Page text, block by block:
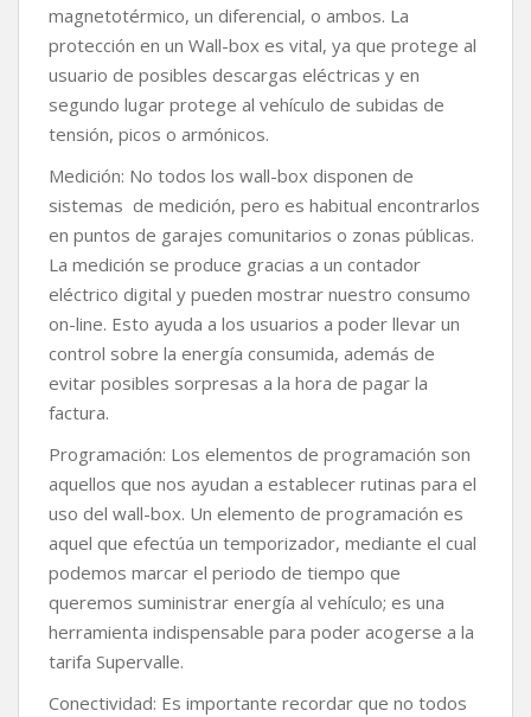
magnetotérmico, un diferencial, o ambos. La
protección en un Wall-box es vital, ya que protege al
usuario de posibles descargas eléctricas y en
segundo lugar protege al vehículo de subidas de
tensión, picos o armónicos.
Medición: No todos los wall-box disponen de
sistemas de medición, pero es habitual encontrarlos
en puntos de garajes comunitarios o zonas públicas.
La medición se produce gracias a un contador
eléctrico digital y pueden mostrar nuestro consumo
on-line. Esto ayuda a los usuarios a poder llevar un
control sobre la energía consumida, además de
evitar posibles sorpresas a la hora de pagar la
factura.
Programación: Los elementos de programación son
aquellos que nos ayudan a establecer rutinas para el
uso del wall-box. Un elemento de programación es
aquel que efectúa un temporizador, mediante el cual
podemos marcar el periodo de tiempo que
queremos suministrar energía al vehículo; es una
herramienta indispensable para poder acogerse a la
tarifa Supervalle.
Conectividad: Es importante recordar que no todos